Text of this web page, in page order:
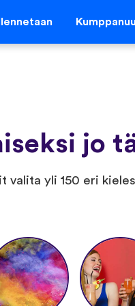
jo
valita yli 150 eri